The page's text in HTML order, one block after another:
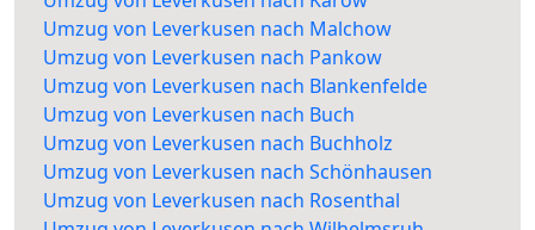
Umzug von Leverkusen nach Malchow
Umzug von Leverkusen nach Pankow
Umzug von Leverkusen nach Blankenfelde
Umzug von Leverkusen nach Buch
Umzug von Leverkusen nach Buchholz
Umzug von Leverkusen nach Schönhausen
Umzug von Leverkusen nach Rosenthal